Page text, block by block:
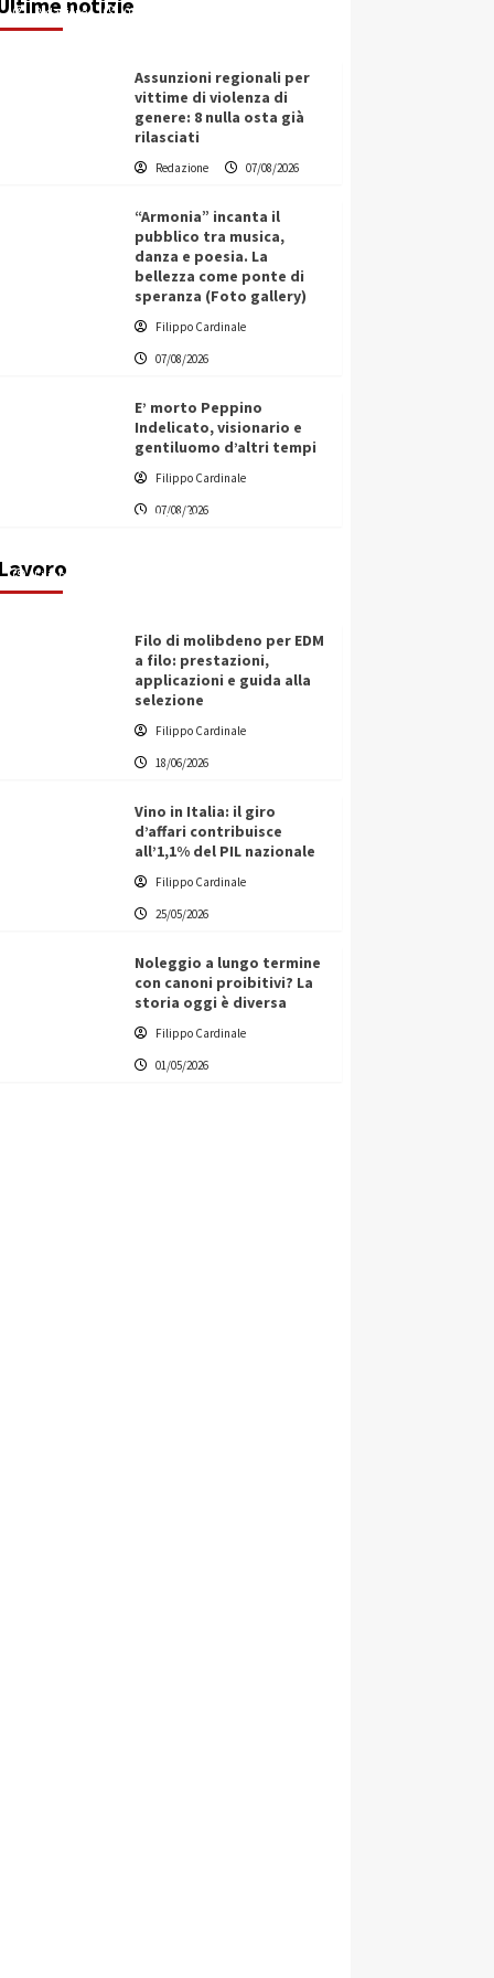
Redazione 07/08/2026
Assunzioni regionali per
vittime di violenza di
genere: 8 nulla osta già
rilasciati
Redazione 07/08/2026
“Armonia” incanta il
pubblico tra musica,
danza e poesia. La
bellezza come ponte di
speranza (Foto gallery)
Filippo Cardinale
07/08/2026
E’ morto Peppino
Indelicato, visionario e
gentiluomo d’altri tempi
Filippo Cardinale
07/08/2026
Lavoro
L’ingegnere saccense Buscarnera
partner chiave di un progetto
transnazionale per la transizione
Filippo Cardinale
Filo di molibdeno per EDM
a filo: prestazioni,
applicazioni e guida alla
selezione
Filippo Cardinale
18/06/2026
Vino in Italia: il giro
d’affari contribuisce
all’1,1% del PIL nazionale
Filippo Cardinale
25/05/2026
Noleggio a lungo termine
con canoni proibitivi? La
storia oggi è diversa
Filippo Cardinale
01/05/2026